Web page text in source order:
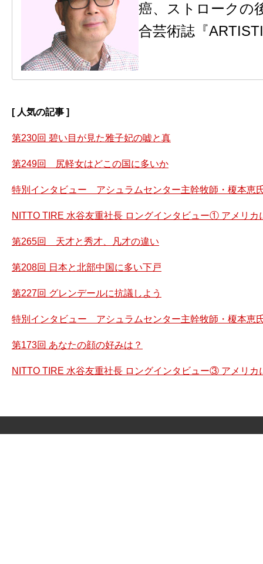
癌、ストロークの
合芸術誌『
[ 人気の記事 ]
第230回 碧い目が見た雅子妃の嘘と真
第249回 尻軽女はどこの国に多いか
特別インタビュー アシュラムセンター主幹牧師・榎本恵
NITTO TIRE 水谷友重社長 ロングインタビュー① アメリカ
第265回 天才と秀才、凡才の違い
第208回 日本と北部中国に多い下戸
第227回 グレンデールに抗議しよう
特別インタビュー アシュラムセンター主幹牧師・榎本恵
第173回 あなたの顔の好みは？
NITTO TIRE 水谷友重社長 ロングインタビュー③ アメリカ